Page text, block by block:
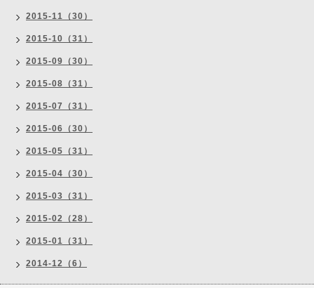
2015-11（30）
2015-10（31）
2015-09（30）
2015-08（31）
2015-07（31）
2015-06（30）
2015-05（31）
2015-04（30）
2015-03（31）
2015-02（28）
2015-01（31）
2014-12（6）